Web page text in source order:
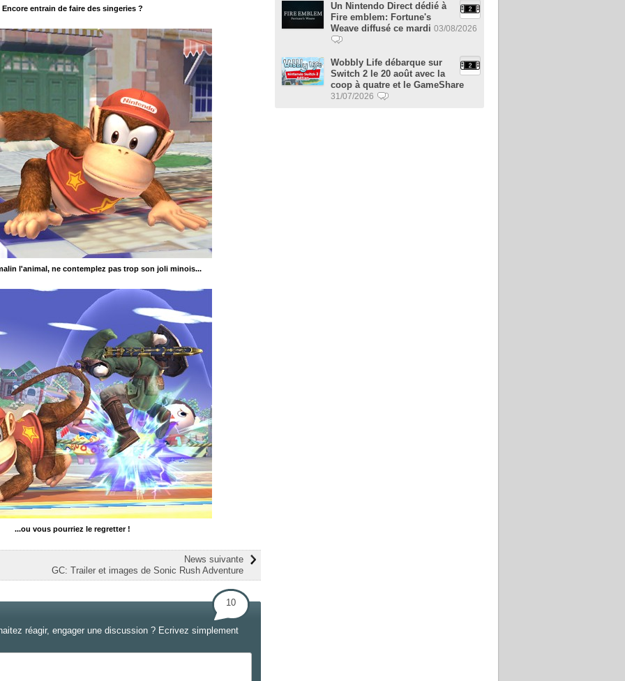
Encore entrain de faire des singeries ?
l'animal, ne contemplez pas trop son joli minois...
...ou vous pourriez le regretter !
News suivante
GC: Trailer et images de Sonic Rush Adventure
10
réagir, engager une discussion ? Ecrivez simplement
Un Nintendo Direct dédié à
Fire emblem: Fortune's
Weave diffusé ce mardi 03/08/2026
Wobbly Life débarque sur
Switch 2 le 20 août avec la
coop à quatre et le GameShare
31/07/2026